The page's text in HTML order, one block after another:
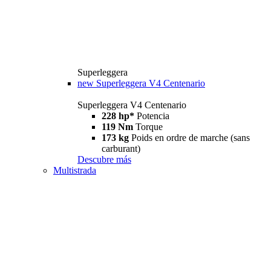
Superleggera
new Superleggera V4 Centenario
Superleggera V4 Centenario
228 hp* Potencia
119 Nm Torque
173 kg Poids en ordre de marche (sans
carburant)
Descubre más
Multistrada